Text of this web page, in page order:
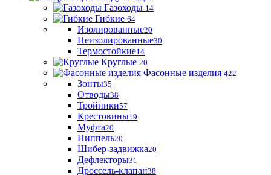
Газоходы 14
Гибкие 64
Изолированные20
Неизолированные30
Термостойкие14
Круглые 20
Фасонные изделия 422
Зонты35
Отводы38
Тройники57
Крестовины19
Муфта20
Ниппель20
Шибер-задвижка20
Дефлекторы31
Дроссель-клапан38